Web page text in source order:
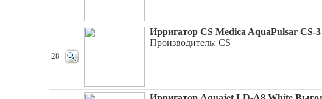
28
Ирригатор CS Medica AquaPulsar CS-3
Производитель: CS